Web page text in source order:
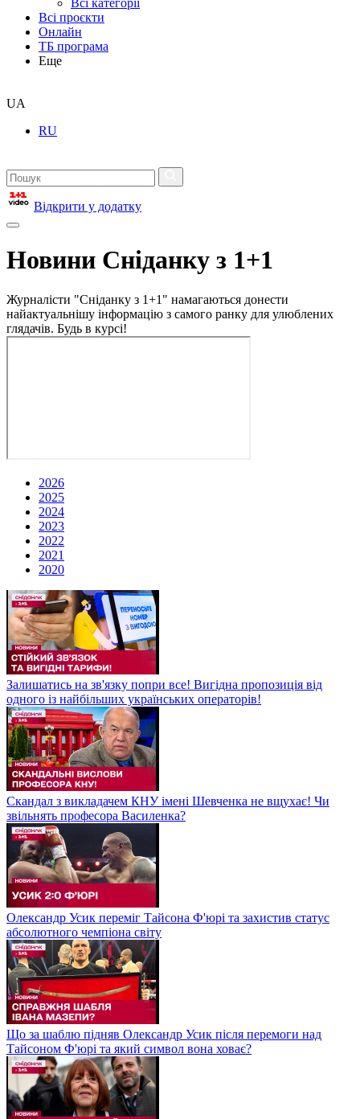
Всі категорії
Всі проєкти
Онлайн
ТБ програма
Еще
UA
RU
Відкрити у додатку
Новини Сніданку з 1+1
Журналісти "Сніданку з 1+1" намагаються донести
найактуальнішу інформацію з самого ранку для улюблених
глядачів. Будь в курсі!
2026
2025
2024
2023
2022
2021
2020
Залишатись на зв'язку попри все! Вигідна пропозиція від
одного із найбільших українських операторів!
Скандал з викладачем КНУ імені Шевченка не вщухає! Чи
звільнять професора Василенка?
Олександр Усик переміг Тайсона Ф'юрі та захистив статус
абсолютного чемпіона світу
Що за шаблю підняв Олександр Усик після перемоги над
Тайсоном Ф'юрі та який символ вона ховає?